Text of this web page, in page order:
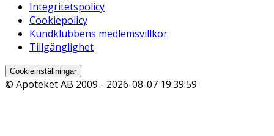
Integritetspolicy
Cookiepolicy
Kundklubbens medlemsvillkor
Tillgänglighet
Cookieinställningar
© Apoteket AB 2009 - 2026-08-07 19:39:59